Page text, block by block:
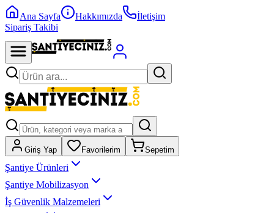
Ana Sayfa Hakkımızda
İletişim
Sipariş Takibi
Giriş Yap Favorilerim Sepetim
Şantiye Ürünleri
Şantiye Mobilizasyon
İş Güvenlik Malzemeleri